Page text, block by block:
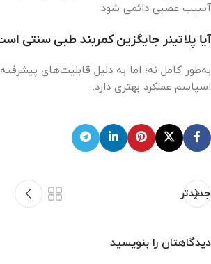
آسیب عصبی دائمی شود.
آیا پلاتینر جایگزین کمربند طبی سنتی
به‌طور کامل نه؛ اما به دلیل قابلیت‌های
اسپاسم عملکرد بهتری دارد.
جدیدتر
دیدگاهتان را بنویسید